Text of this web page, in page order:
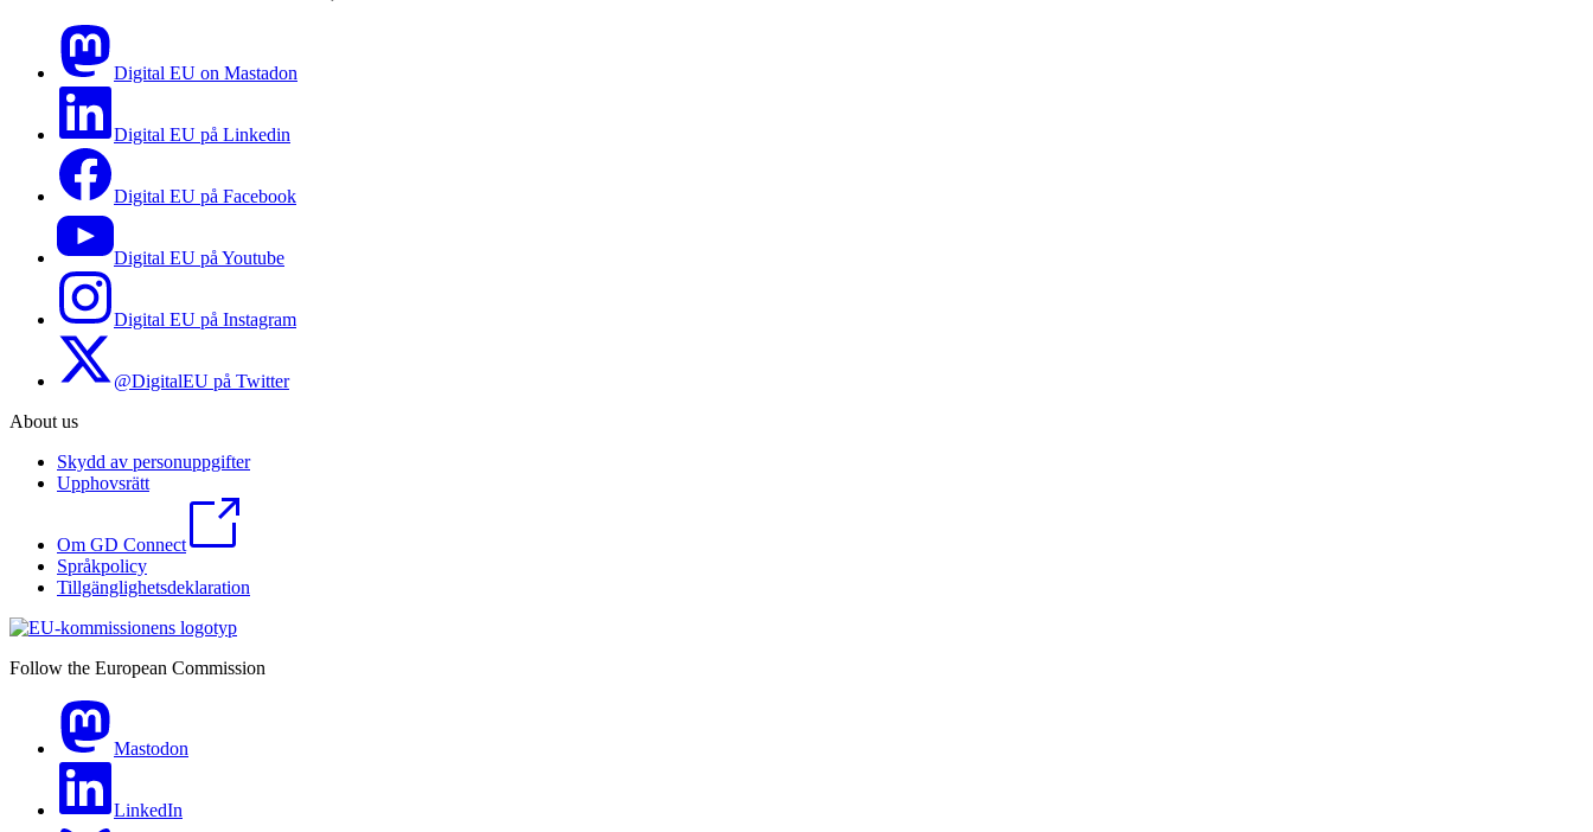
Digital EU on Mastadon
Digital EU på Linkedin
Digital EU på Facebook
Digital EU på Youtube
Digital EU på Instagram
@DigitalEU på Twitter
About us
Skydd av personuppgifter
Upphovsrätt
Om GD Connect
Språkpolicy
Tillgänglighetsdeklaration
Follow the European Commission
Mastodon
LinkedIn